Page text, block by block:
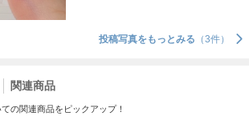
投稿写真をもっとみる （3件）
関連商品
の関連商品をピックアップ！